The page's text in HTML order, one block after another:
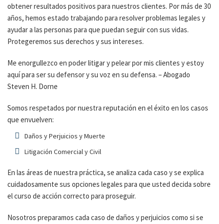
obtener resultados positivos para nuestros clientes. Por más de 30
años, hemos estado trabajando para resolver problemas legales y
ayudar a las personas para que puedan seguir con sus vidas.
Protegeremos sus derechos y sus intereses.
Me enorgullezco en poder litigar y pelear por mis clientes y estoy
aquí para ser su defensor y su voz en su defensa. – Abogado
Steven H. Dorne
Somos respetados por nuestra reputación en el éxito en los casos
que envuelven:
Daños y Perjuicios y Muerte
Litigación Comercial y Civil
En las áreas de nuestra práctica, se analiza cada caso y se explica
cuidadosamente sus opciones legales para que usted decida sobre
el curso de acción correcto para proseguir.
Nosotros preparamos cada caso de daños y perjuicios como si se